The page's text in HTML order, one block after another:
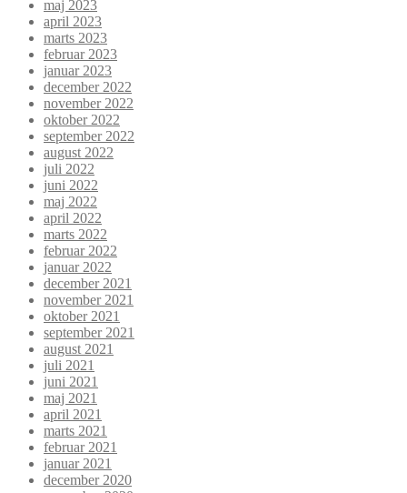
maj 2023
april 2023
marts 2023
februar 2023
januar 2023
december 2022
november 2022
oktober 2022
september 2022
august 2022
juli 2022
juni 2022
maj 2022
april 2022
marts 2022
februar 2022
januar 2022
december 2021
november 2021
oktober 2021
september 2021
august 2021
juli 2021
juni 2021
maj 2021
april 2021
marts 2021
februar 2021
januar 2021
december 2020